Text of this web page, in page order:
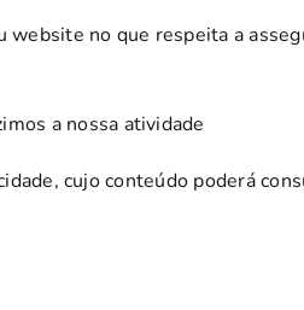
no que respeita a
a nossa atividade
cujo conteúdo poderá